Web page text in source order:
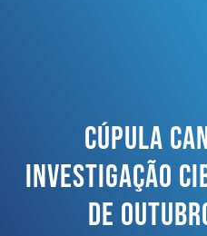
Cúpula
Investigação
De